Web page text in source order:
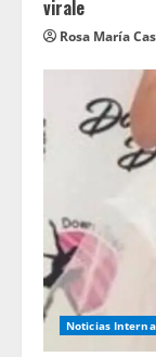
virale
Rosa María
Noticias